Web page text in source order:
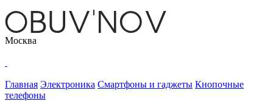
Москва
Главная Электроника Смартфоны и гаджеты Кнопочные
телефоны